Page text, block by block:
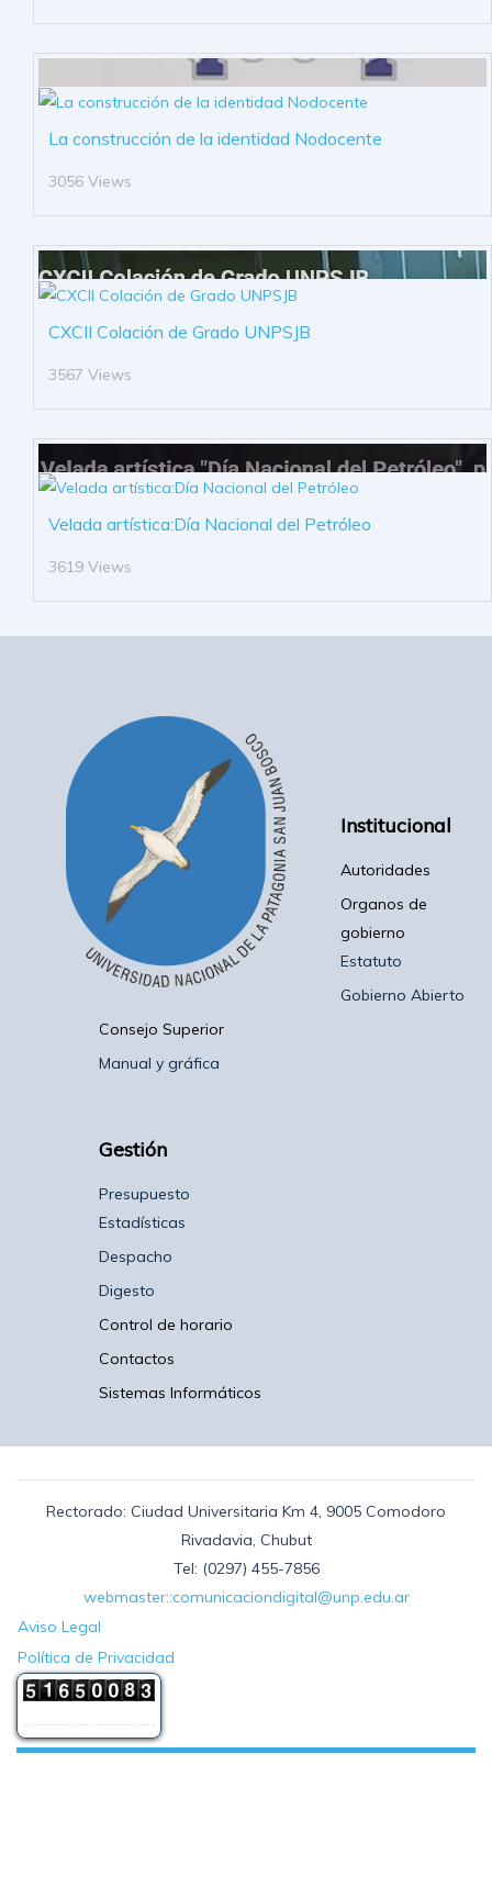
La construcción de la identidad Nodocente
3056 Views
CXCII Colación de Grado UNPSJB
3567 Views
Velada artística:Día Nacional del Petróleo
3619 Views
Institucional
Autoridades
Organos de
gobierno
Estatuto
Gobierno Abierto
Consejo Superior
Manual y gráfica
Gestión
Presupuesto
Estadísticas
Despacho
Digesto
Control de horario
Contactos
Sistemas Informáticos
Rectorado: Ciudad Universitaria Km 4, 9005 Comodoro
Rivadavia, Chubut
Tel: (0297) 455-7856
webmaster::comunicaciondigital@unp.edu.ar
Aviso Legal
Política de Privacidad